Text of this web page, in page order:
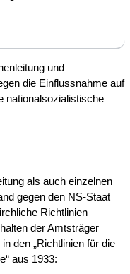
und
die Einflussnahme auf
nationalsozialistische
als auch einzelnen
gegen den NS-Staat
Richtlinien
der Amtsträger
den „Richtlinien für die
aus 1933: